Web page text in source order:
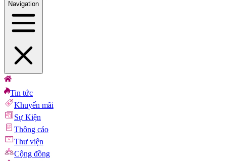
Navigation
Tin tức
Khuyến mãi
Sự Kiện
Thông cáo
Thư viện
Cộng đồng